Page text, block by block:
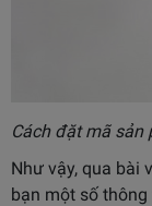
Cách đặt mã sản
Như vậy, qua bài
bạn một số